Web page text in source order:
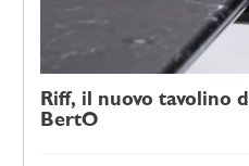
Riff, il nuovo tavolino
BertO